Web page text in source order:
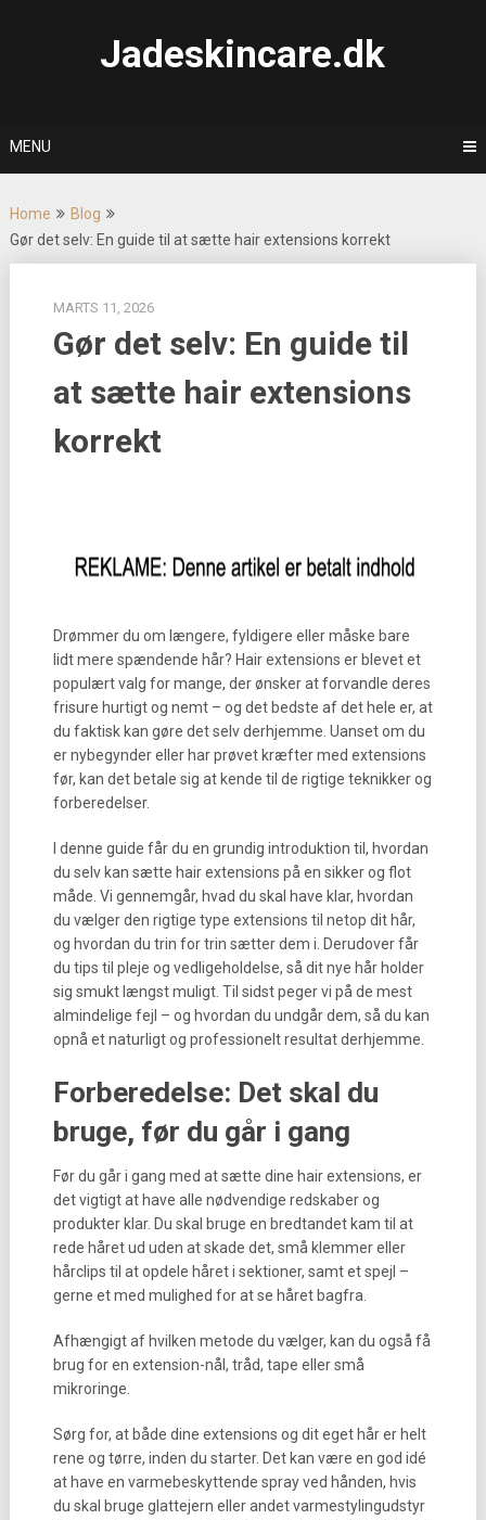
Jadeskincare.dk
MENU
Home
Blog
Gør det selv: En guide til at sætte hair extensions korrekt
MARTS 11, 2026
Gør det selv: En guide til
at sætte hair extensions
korrekt
Drømmer du om længere, fyldigere eller måske bare
lidt mere spændende hår? Hair extensions er blevet et
populært valg for mange, der ønsker at forvandle deres
frisure hurtigt og nemt – og det bedste af det hele er, at
du faktisk kan gøre det selv derhjemme. Uanset om du
er nybegynder eller har prøvet kræfter med extensions
før, kan det betale sig at kende til de rigtige teknikker og
forberedelser.
I denne guide får du en grundig introduktion til, hvordan
du selv kan sætte hair extensions på en sikker og flot
måde. Vi gennemgår, hvad du skal have klar, hvordan
du vælger den rigtige type extensions til netop dit hår,
og hvordan du trin for trin sætter dem i. Derudover får
du tips til pleje og vedligeholdelse, så dit nye hår holder
sig smukt længst muligt. Til sidst peger vi på de mest
almindelige fejl – og hvordan du undgår dem, så du kan
opnå et naturligt og professionelt resultat derhjemme.
Forberedelse: Det skal du
bruge, før du går i gang
Før du går i gang med at sætte dine hair extensions, er
det vigtigt at have alle nødvendige redskaber og
produkter klar. Du skal bruge en bredtandet kam til at
rede håret ud uden at skade det, små klemmer eller
hårclips til at opdele håret i sektioner, samt et spejl –
gerne et med mulighed for at se håret bagfra.
Afhængigt af hvilken metode du vælger, kan du også få
brug for en extension-nål, tråd, tape eller små
mikroringe.
Sørg for, at både dine extensions og dit eget hår er helt
rene og tørre, inden du starter. Det kan være en god idé
at have en varmebeskyttende spray ved hånden, hvis
du skal bruge glattejern eller andet varmestylingudstyr